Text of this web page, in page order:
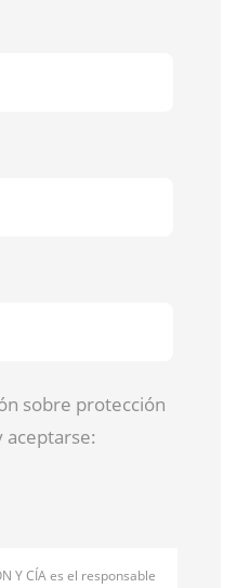
sobre protección
aceptarse:
Y CÍA es el responsable